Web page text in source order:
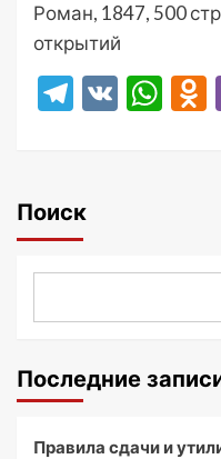
Роман, 1847, 500
открытий
Telegram
VK
Поиск
Последние
Правила сдачи и